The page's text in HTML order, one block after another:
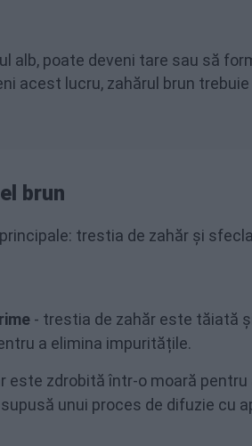
alb, poate deveni tare sau să
acest lucru, zahărul brun
brun
trestia de zahăr și
- trestia de zahăr este tăiată
a elimina impuritățile.
este zdrobită într-o moară
unui proces de difuzie cu